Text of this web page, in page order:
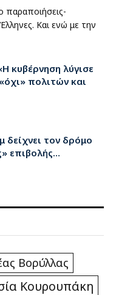
παραποιήσεις-
Και ενώ με την
κυβέρνηση λύγισε
πολιτών και
δείχνει τον δρόμο
επιβολής…
Βορύλλας
Κουρουπάκη